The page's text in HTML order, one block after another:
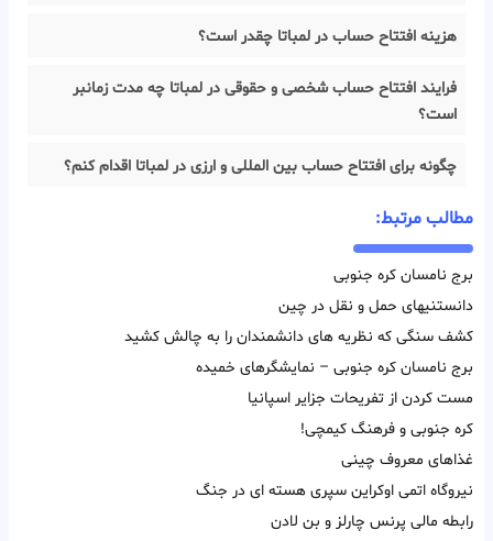
هزینه افتتاح حساب در لمباتا چقدر است؟
فرایند افتتاح حساب شخصی و حقوقی در لمباتا چه مدت زمانبر
است؟
چگونه برای افتتاح حساب بین المللی و ارزی در لمباتا اقدام کنم؟
مطالب مرتبط:
برج نامسان کره جنوبی
دانستنیهای حمل و نقل در چین
کشف سنگی که نظریه های دانشمندان را به چالش کشید
برج نامسان کره جنوبی – نمایشگرهای خمیده
مست کردن از تفریحات جزایر اسپانیا
کره جنوبی و فرهنگ کیمچی!
غذاهای معروف چینی
نیروگاه اتمی اوکراین سپری هسته ای در جنگ
رابطه مالی پرنس چارلز و بن لادن